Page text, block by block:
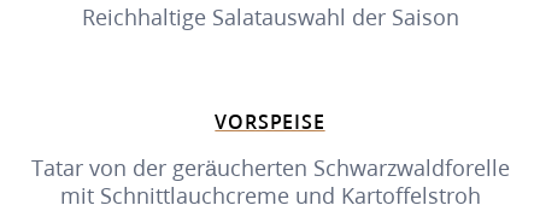
Reichhaltige Salatauswahl der Saison
VORSPEISE
Tatar von der geräucherten Schwarzwaldforelle
mit Schnittlauchcreme und Kartoffelstroh